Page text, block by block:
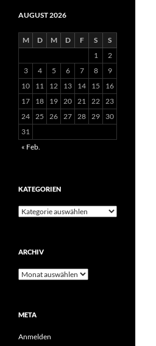
AUGUST 2026
M D M D F S
S
1
2
3
4 5 6 7 8
9
10
11 12 13 14 15
16
17
18 19 20 21 22 23
24 25 26 27 28 29
30
31
« Feb.
KATEGORIEN
Kategorien
ARCHIV
Archiv
META
Anmelden